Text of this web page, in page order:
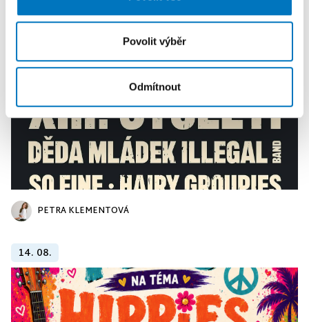
získali v důsledku toho, že používáte jejich služby.
Povolit výběr
Odmítnout
11. 08.
PETRA KLEMENTOVÁ
14. 08.